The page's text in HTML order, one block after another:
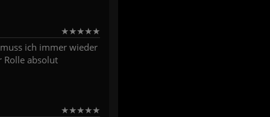
★★★★★
ich immer wieder
Rolle absolut
★★★★★